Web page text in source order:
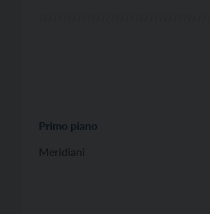
Primo piano
Meridiani